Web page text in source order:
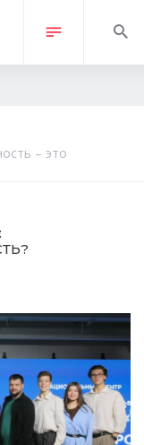
– это